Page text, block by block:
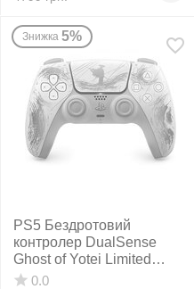
Знижка 5%
PS5 Бездротовий
контролер DualSense
Ghost of Yotei Limited
Edition
0.0